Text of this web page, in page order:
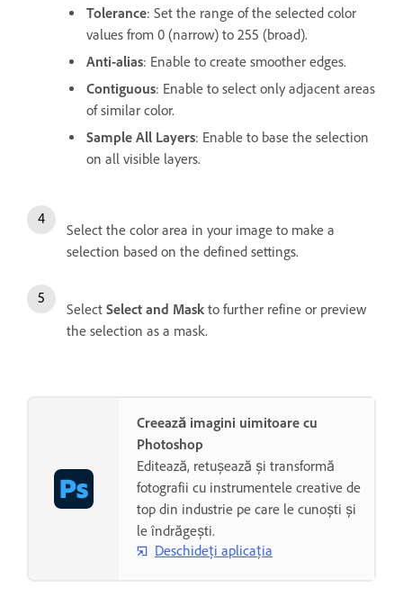
Tolerance: Set the range of the selected color
values from 0 (narrow) to 255 (broad).
Anti-alias: Enable to create smoother edges.
Contiguous: Enable to select only adjacent areas
of similar color.
Sample All Layers: Enable to base the selection
on all visible layers.
Select the color area in your image to make a
selection based on the defined settings.
Select Select and Mask to further refine or preview
the selection as a mask.
Creează imagini uimitoare cu
Photoshop
Editează, retușează și transformă
fotografii cu instrumentele creative de
top din industrie pe care le cunoști și
le îndrăgești.
Deschideți aplicația